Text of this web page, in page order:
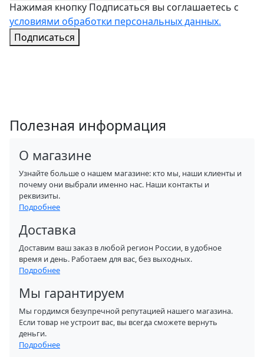
Нажимая кнопку Подписаться вы соглашаетесь с
условиями обработки персональных данных.
Подписаться
Полезная информация
О магазине
Узнайте больше о нашем магазине: кто мы, наши клиенты и
почему они выбрали именно нас. Наши контакты и
реквизиты.
Подробнее
Доставка
Доставим ваш заказ в любой регион России, в удобное
время и день. Работаем для вас, без выходных.
Подробнее
Мы гарантируем
Мы гордимся безупречной репутацией нашего магазина.
Если товар не устроит вас, вы всегда сможете вернуть
деньги.
Подробнее